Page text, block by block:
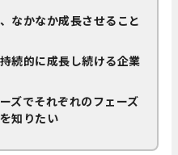
なかなか成長させること
続的に成長し続ける企業
ズでそれぞれのフェーズ
知りたい